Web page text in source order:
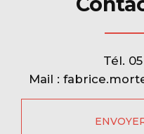
Tél.
Mail :